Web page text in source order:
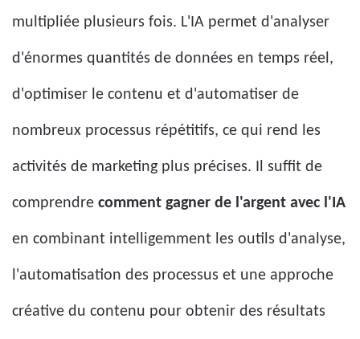
multipliée plusieurs fois. L'IA permet d'analyser
d'énormes quantités de données en temps réel,
d'optimiser le contenu et d'automatiser de
nombreux processus répétitifs, ce qui rend les
activités de marketing plus précises. Il suffit de
comprendre comment gagner de l'argent avec l'IA
en combinant intelligemment les outils d'analyse,
l'automatisation des processus et une approche
créative du contenu pour obtenir des résultats